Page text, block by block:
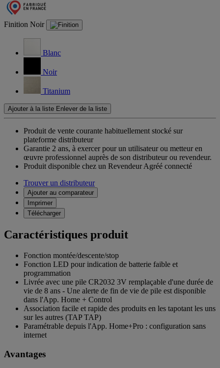
Finition Noir
Blanc
Noir
Titanium
Ajouter à la liste Enlever de la liste
Produit de vente courante habituellement stocké sur
plateforme distributeur
Garantie 2 ans, à exercer pour un utilisateur ou metteur en
œuvre professionnel auprès de son distributeur ou revendeur.
Produit disponible chez un Revendeur Agréé connecté
Trouver un distributeur
Ajouter au comparateur
Imprimer
Télécharger
Caractéristiques produit
Fonction montée/descente/stop
Fonction LED pour indication de batterie faible et
programmation
Livrée avec une pile CR2032 3V remplaçable d'une durée de
vie de 8 ans - Une alerte de fin de vie de pile est disponible
dans l'App. Home + Control
Association facile et rapide des produits en les tapotant les uns
sur les autres (TAP TAP)
Paramétrable depuis l'App. Home+Pro : configuration sans
internet
Avantages